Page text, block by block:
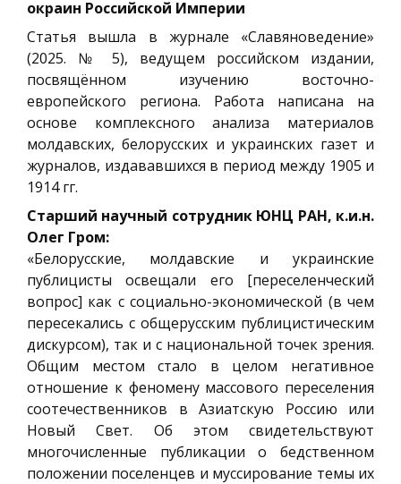
окраин Российской Империи
Статья вышла в журнале «Славяноведение»
(2025. № 5), ведущем российском издании,
посвящённом изучению восточно-
европейского региона. Работа написана на
основе комплексного анализа материалов
молдавских, белорусских и украинских газет и
журналов, издававшихся в период между 1905 и
1914 гг.
Старший научный сотрудник ЮНЦ РАН, к.и.н.
Олег Гром:
«Белорусские, молдавские и украинские
публицисты освещали его [переселенческий
вопрос] как с социально-экономической (в чем
пересекались с общерусским публицистическим
дискурсом), так и с национальной точек зрения.
Общим местом стало в целом негативное
отношение к феномену массового переселения
соотечественников в Азиатскую Россию или
Новый Свет. Об этом свидетельствуют
многочисленные публикации о бедственном
положении поселенцев и муссирование темы их